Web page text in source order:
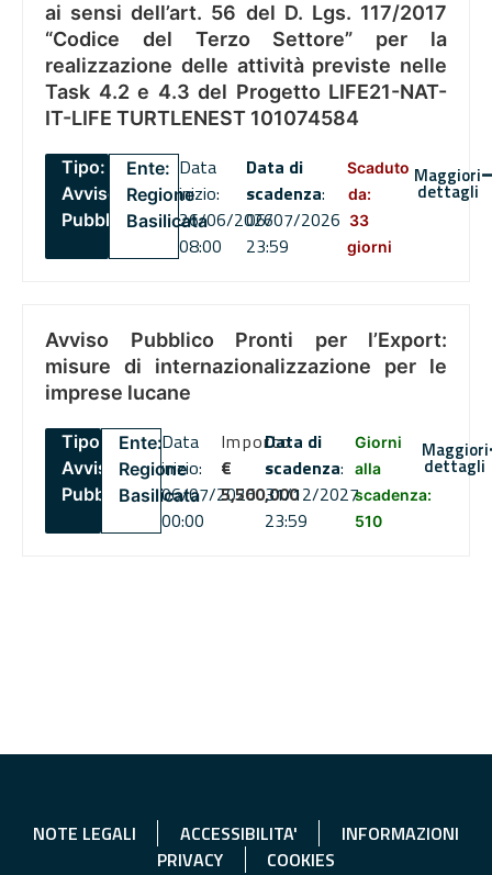
ai sensi dell’art. 56 del D. Lgs. 117/2017
“Codice del Terzo Settore” per la
realizzazione delle attività previste nelle
Task 4.2 e 4.3 del Progetto LIFE21-NAT-
IT-LIFE TURTLENEST 101074584
Tipo:
Avviso
Pubblico
Ente:
Regione
Basilicata
Data
inizio:
26/06/2026
08:00
Data di
scadenza:
06/07/2026
23:59
Scaduto
da:
33
giorni
Maggiori
dettagli
Avviso Pubblico Pronti per l’Export:
misure di internazionalizzazione per le
imprese lucane
Tipo:
Avviso
Pubblico
Ente:
Regione
Basilicata
Data
inizio:
06/07/2026
00:00
Importo
€
5,500,000
Data di
scadenza:
31/12/2027
23:59
Giorni
alla
scadenza:
510
Maggiori
dettagli
NOTE LEGALI ACCESSIBILITA'
INFORMAZIONI
PRIVACY
COOKIES